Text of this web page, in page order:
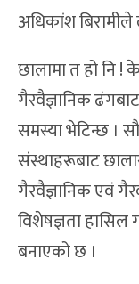
अधिकांश बिरामीले
छालामा त हो नि
गैरवैज्ञानिक
समस्या भेटिन्छ ।
संस्थाहरूबाट
गैरवैज्ञानिक एवं
विशेषज्ञता
बनाएको छ ।